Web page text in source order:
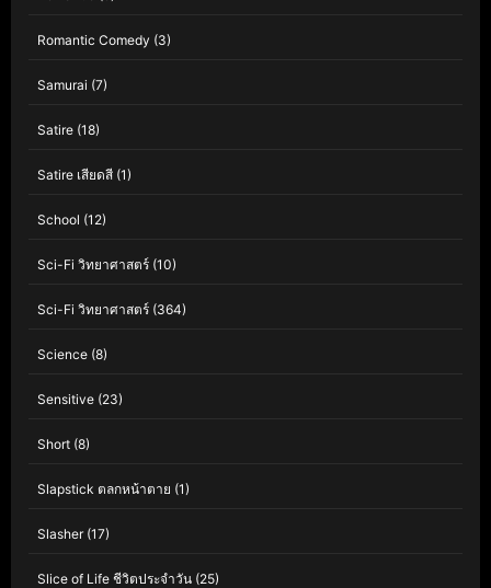
Romantic Comedy (3)
Samurai (7)
Satire (18)
Satire เสียดสี (1)
School (12)
Sci-Fi วิทยาศาสตร์ (10)
Sci-Fi วิทยาศาสตร์ (364)
Science (8)
Sensitive (23)
Short (8)
Slapstick ตลกหน้าตาย (1)
Slasher(17)
Slice of Life ชีวิตประจำวัน (25)